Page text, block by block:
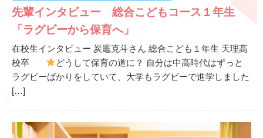
先輩インタビュー 総合こどもコース１年生
「ラグビーから保育へ」
在校生インタビュー 炭竈克斗さん 総合こども１年生 天理高
校卒
どうして保育の道に？ 自分は中高時代はずっと
ラグビーばかりをしていて、大学もラグビーで進学しました
[…]